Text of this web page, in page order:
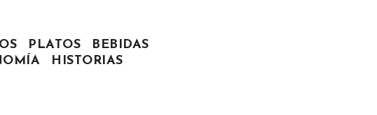
PLATOS
BEBIDAS
HISTORIAS